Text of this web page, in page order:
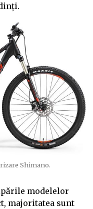
Shimano.
modelelor
majoritatea sunt